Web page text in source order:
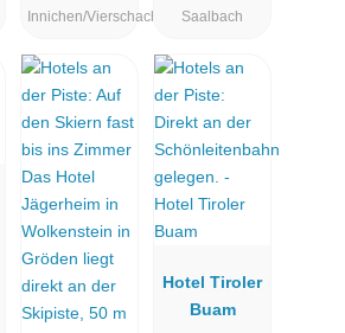
Innichen/Vierschach
Saalbach
Hotel Tiroler
Buam